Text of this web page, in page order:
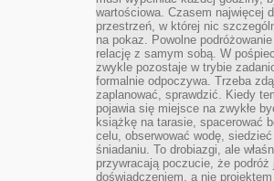
wartościowa. Czasem najwięcej
przestrzeń, w której nic
na pokaz. Powolne
relację z samym sobą. W
zwykle pozostaje w trybie
formalnie odpoczywa. Trzeba
zaplanować, sprawdzić. Kiedy
pojawia się miejsce na zwykłe
książkę na tarasie, spacerować
celu, obserwować wodę, siedzieć
śniadaniu. To drobiazgi, ale
przywracają poczucie, że podróż
doświadczeniem, a nie